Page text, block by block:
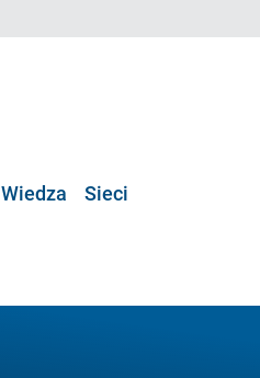
Wiedza Sieci